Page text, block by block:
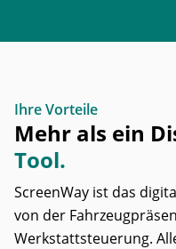
Ihre Vorteile
Mehr als ein
Tool.
ScreenWay ist das
von der
Werkstattsteuerung.